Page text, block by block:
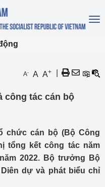
A- A A+
công tác cán bộ
chức cán bộ (Bộ Công
tổng kết công tác năm
2022. Bộ trưởng Bộ
dự và phát biểu chỉ